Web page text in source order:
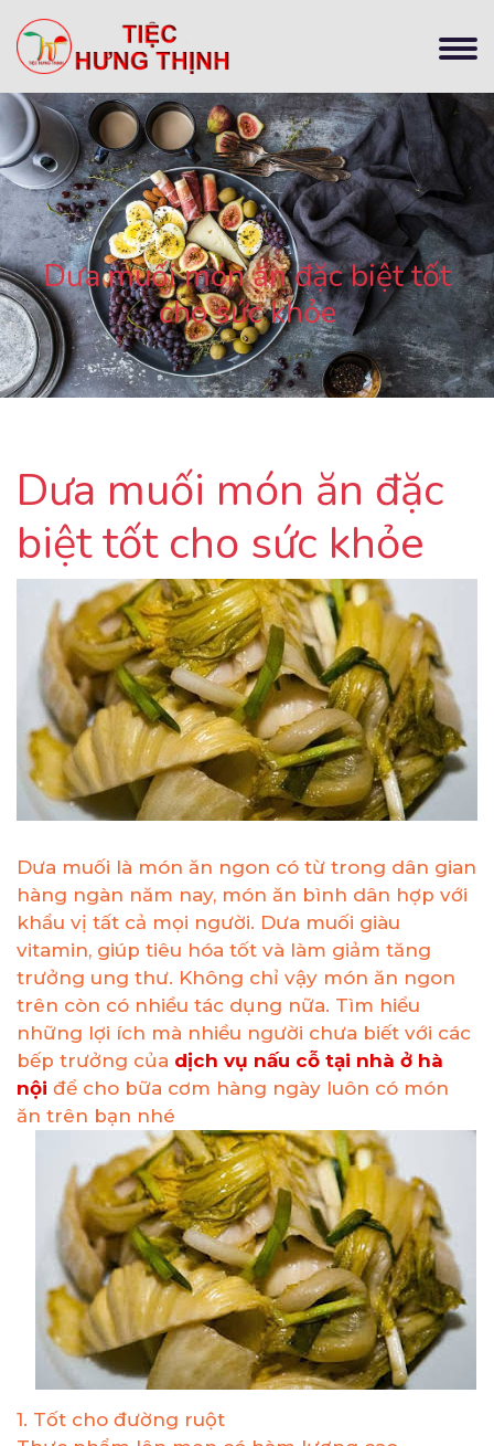
Dưa muối món ăn đặc biệt tốt
cho sức khỏe
Dưa muối món ăn đặc
biệt tốt cho sức khỏe
Dưa muối là món ăn ngon có từ trong dân gian
hàng ngàn năm nay, món ăn bình dân hợp với
khẩu vị tất cả mọi người. Dưa muối giàu
vitamin, giúp tiêu hóa tốt và làm giảm tăng
trưởng ung thư. Không chỉ vậy món ăn ngon
trên còn có nhiều tác dụng nữa. Tìm hiểu
những lợi ích mà nhiều người chưa biết với các
bếp trưởng của dịch vụ nấu cỗ tại nhà ở hà
nội để cho bữa cơm hàng ngày luôn có món
ăn trên bạn nhé
1. Tốt cho đường ruột